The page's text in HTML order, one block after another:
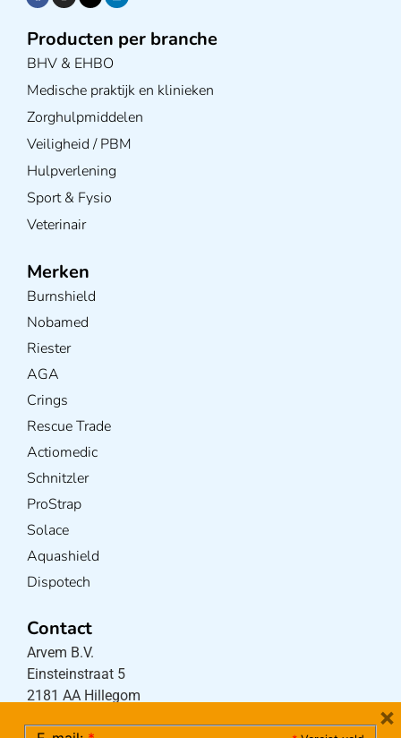
Producten per branche
BHV & EHBO
Medische praktijk en klinieken
Zorghulpmiddelen
Veiligheid / PBM
Hulpverlening
Sport & Fysio
Veterinair
Merken
Burnshield
Nobamed
Riester
AGA
Crings
Rescue Trade
Actiomedic
Schnitzler
ProStrap
Solace
Aquashield
Dispotech
Contact
Arvem B.V.
Einsteinstraat 5
2181 AA Hillegom
×